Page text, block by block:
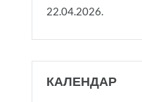
22.04.2026.
КАЛЕНДАР